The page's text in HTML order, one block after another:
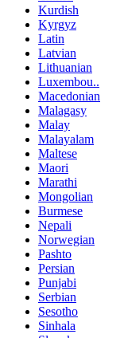
Kurdish
Kyrgyz
Latin
Latvian
Lithuanian
Luxembou..
Macedonian
Malagasy
Malay
Malayalam
Maltese
Maori
Marathi
Mongolian
Burmese
Nepali
Norwegian
Pashto
Persian
Punjabi
Serbian
Sesotho
Sinhala